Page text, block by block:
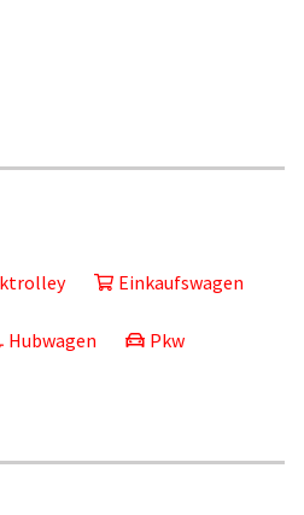
Einkaufswagen
Hubwagen Pkw